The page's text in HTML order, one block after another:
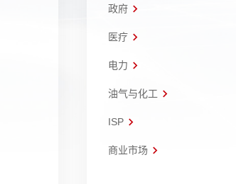
政府
医疗
电力
油气与化工
ISP
商业市场